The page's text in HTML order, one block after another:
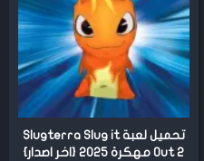
تحميل لعبة Slugterra Slug it
Out 2 مهكرة 2025 {اخر اصدار}